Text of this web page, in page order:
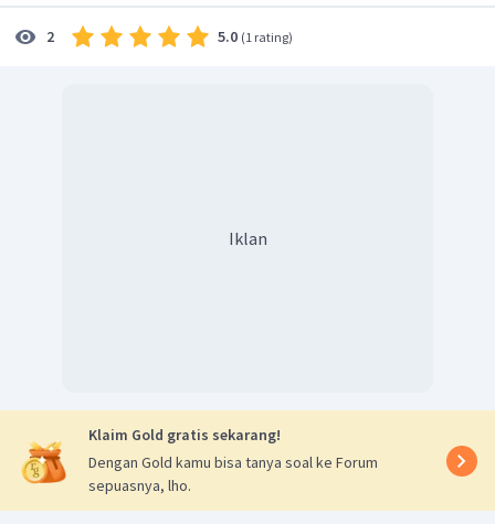
2 5.0 (1 rating)
Iklan
Klaim Gold gratis sekarang!
Dengan Gold kamu bisa tanya soal ke Forum
sepuasnya, lho.